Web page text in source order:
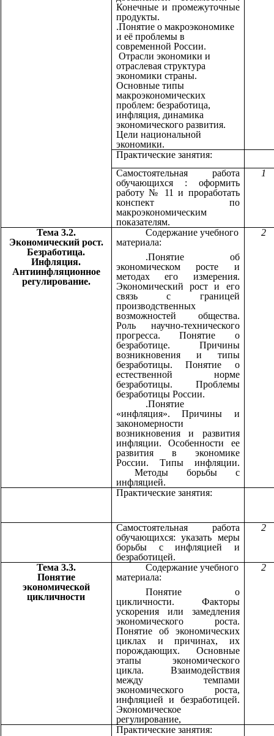
Конечные и промежуточные
продукты.
.Понятие о макроэкономике
и её проблемы в
современной России.
Отрасли экономики и
отраслевая структура
экономики страны.
Основные типы
макроэкономических
проблем: безработица,
инфляция, динамика
экономического развития.
Цели национальной
экономики.
Практические занятия:
Самостоятельная работа
обучающихся : оформить
работу № 11 и проработать
конспект по
макроэкономическим
показателям.
1
Тема 3.2.
Экономический рост.
Безработица.
Инфляция.
Антиинфляционное
регулирование.
Содержание учебного
материала:
.Понятие об
экономическом росте и
методах его измерения.
Экономический рост и его
связь с границей
производственных
возможностей общества.
Роль научно-технического
прогресса. Понятие о
безработице. Причины
возникновения и типы
безработицы. Понятие о
естественной норме
безработицы. Проблемы
безработицы России.
.Понятие
«инфляция». Причины и
закономерности
возникновения и развития
инфляции. Особенности ее
развития в экономике
России. Типы инфляции.
Методы борьбы с
инфляцией.
2
Практические занятия:
Самостоятельная работа
обучающихся: указать меры
борьбы с инфляцией и
безработицей.
2
Тема 3.3.
Понятие
экономической
цикличности
Содержание учебного
материала:
Понятие о
цикличности. Факторы
ускорения или замедления
экономического роста.
Понятие об экономических
циклах и причинах, их
порождающих. Основные
этапы экономического
цикла. Взаимодействия
между темпами
экономического роста,
инфляцией и безработицей.
Экономическое
регулирование,
2
Практические занятия: